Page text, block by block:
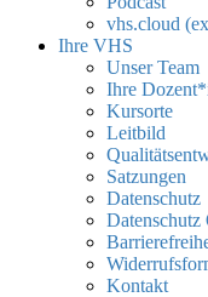
vhs.cloud
Ihre VHS
Unser Team
Ihre
Kursorte
Leitbild
Satzungen
Datenschutz
Kontakt